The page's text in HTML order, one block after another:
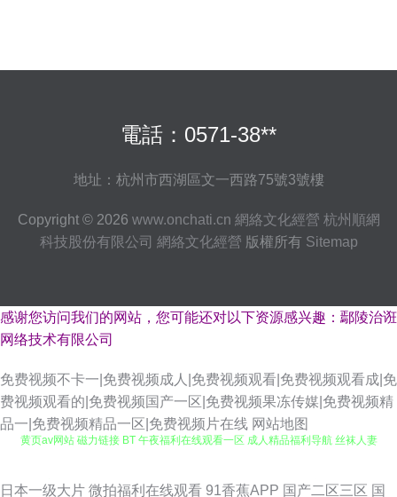
電話：0571-38**
地址：杭州市西湖區文一西路75號3號樓
Copyright © 2026 www.onchati.cn 網絡文化經營 杭州順網
科技股份有限公司 網絡文化經營 版權所有 Sitemap
感谢您访问我们的网站，您可能还对以下资源感兴趣：鄢陵治诳
网络技术有限公司
免费视频不卡一|免费视频成人|免费视频观看|免费视频观看成|免
费视频观看的|免费视频国产一区|免费视频果冻传媒|免费视频精
品一|免费视频精品一区|免费视频片在线 网站地图
黄页av网站 磁力链接 BT 午夜福利在线观看一区 成人精品福利导航 丝袜人妻
日本一级大片 微拍福利在线观看 91香蕉APP 国产二区三区 国